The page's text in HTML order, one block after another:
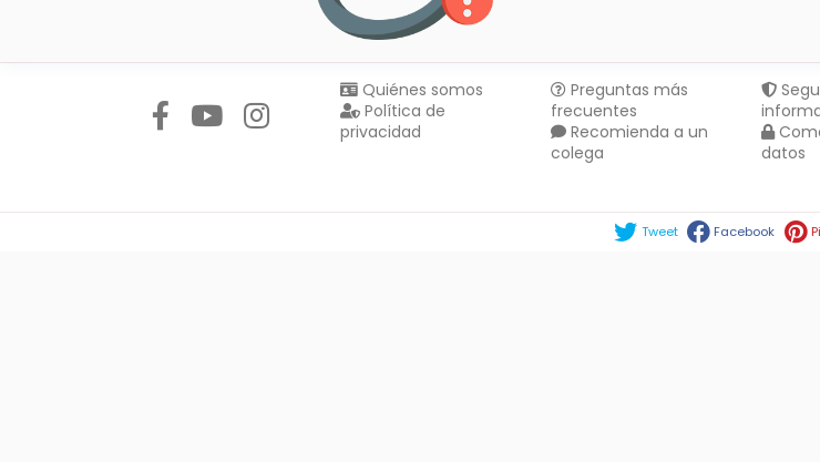
Quiénes somos
Política de
privacidad
Preguntas más
frecuentes
Recomienda a un
colega
datos
Tweet Facebook